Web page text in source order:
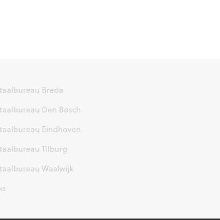
Breda
Den Bosch
Eindhoven
Tilburg
Waalwijk